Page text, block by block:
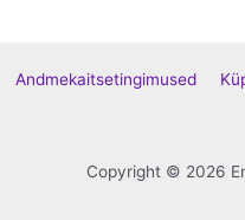
Andmekaitsetingimused
Copyright © 2026